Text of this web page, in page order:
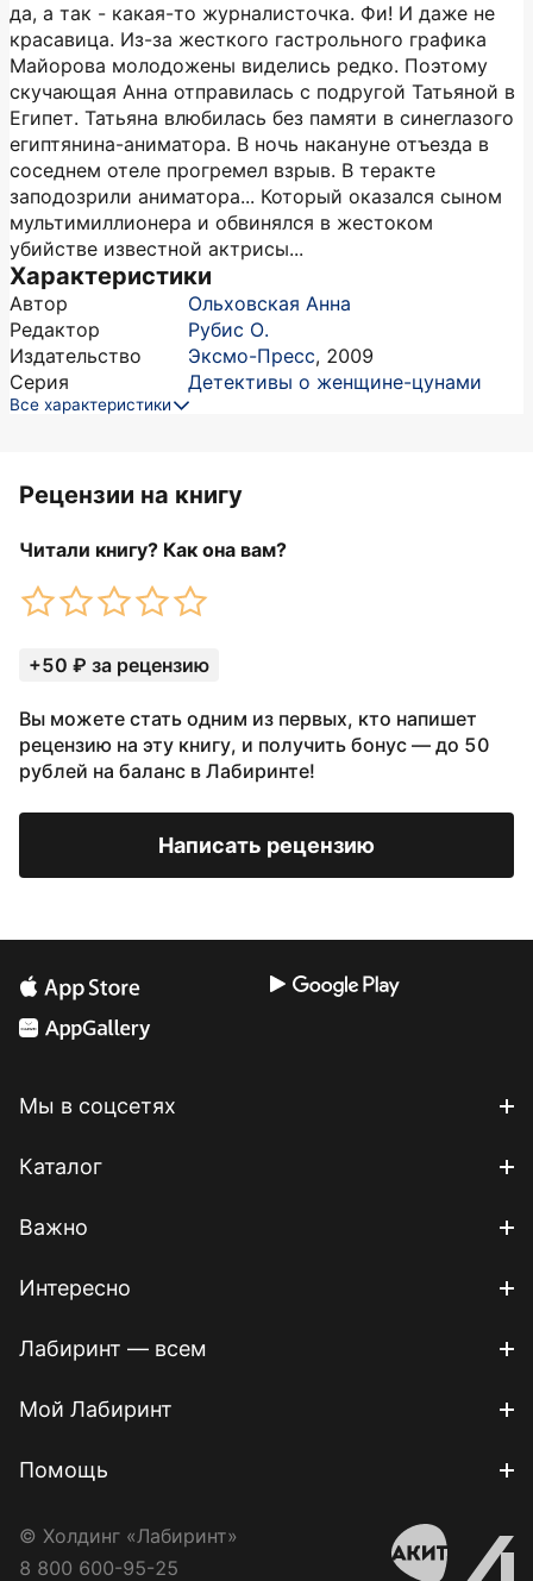
да, а так - какая-то журналисточка. Фи! И даже не
красавица. Из-за жесткого гастрольного графика
Майорова молодожены виделись редко. Поэтому
скучающая Анна отправилась с подругой Татьяной в
Египет. Татьяна влюбилась без памяти в синеглазого
египтянина-аниматора. В ночь накануне отъезда в
соседнем отеле прогремел взрыв. В теракте
заподозрили аниматора... Который оказался сыном
мультимиллионера и обвинялся в жестоком
убийстве известной актрисы...
Характеристики
Автор
Ольховская Анна
Редактор
Рубис О.
Издательство
Эксмо-Пресс, 2009
Серия
Детективы о женщине-цунами
Все характеристики
Рецензии на книгу
Читали книгу? Как она вам?
+50 ₽ за рецензию
Вы можете стать одним из первых, кто напишет
рецензию на эту книгу, и получить бонус — до 50
рублей на баланс в Лабиринте!
Написать рецензию
Мы в соцсетях
Каталог
Важно
Интересно
Лабиринт — всем
Мой Лабиринт
Помощь
© Холдинг «Лабиринт»
8 800 600-95-25